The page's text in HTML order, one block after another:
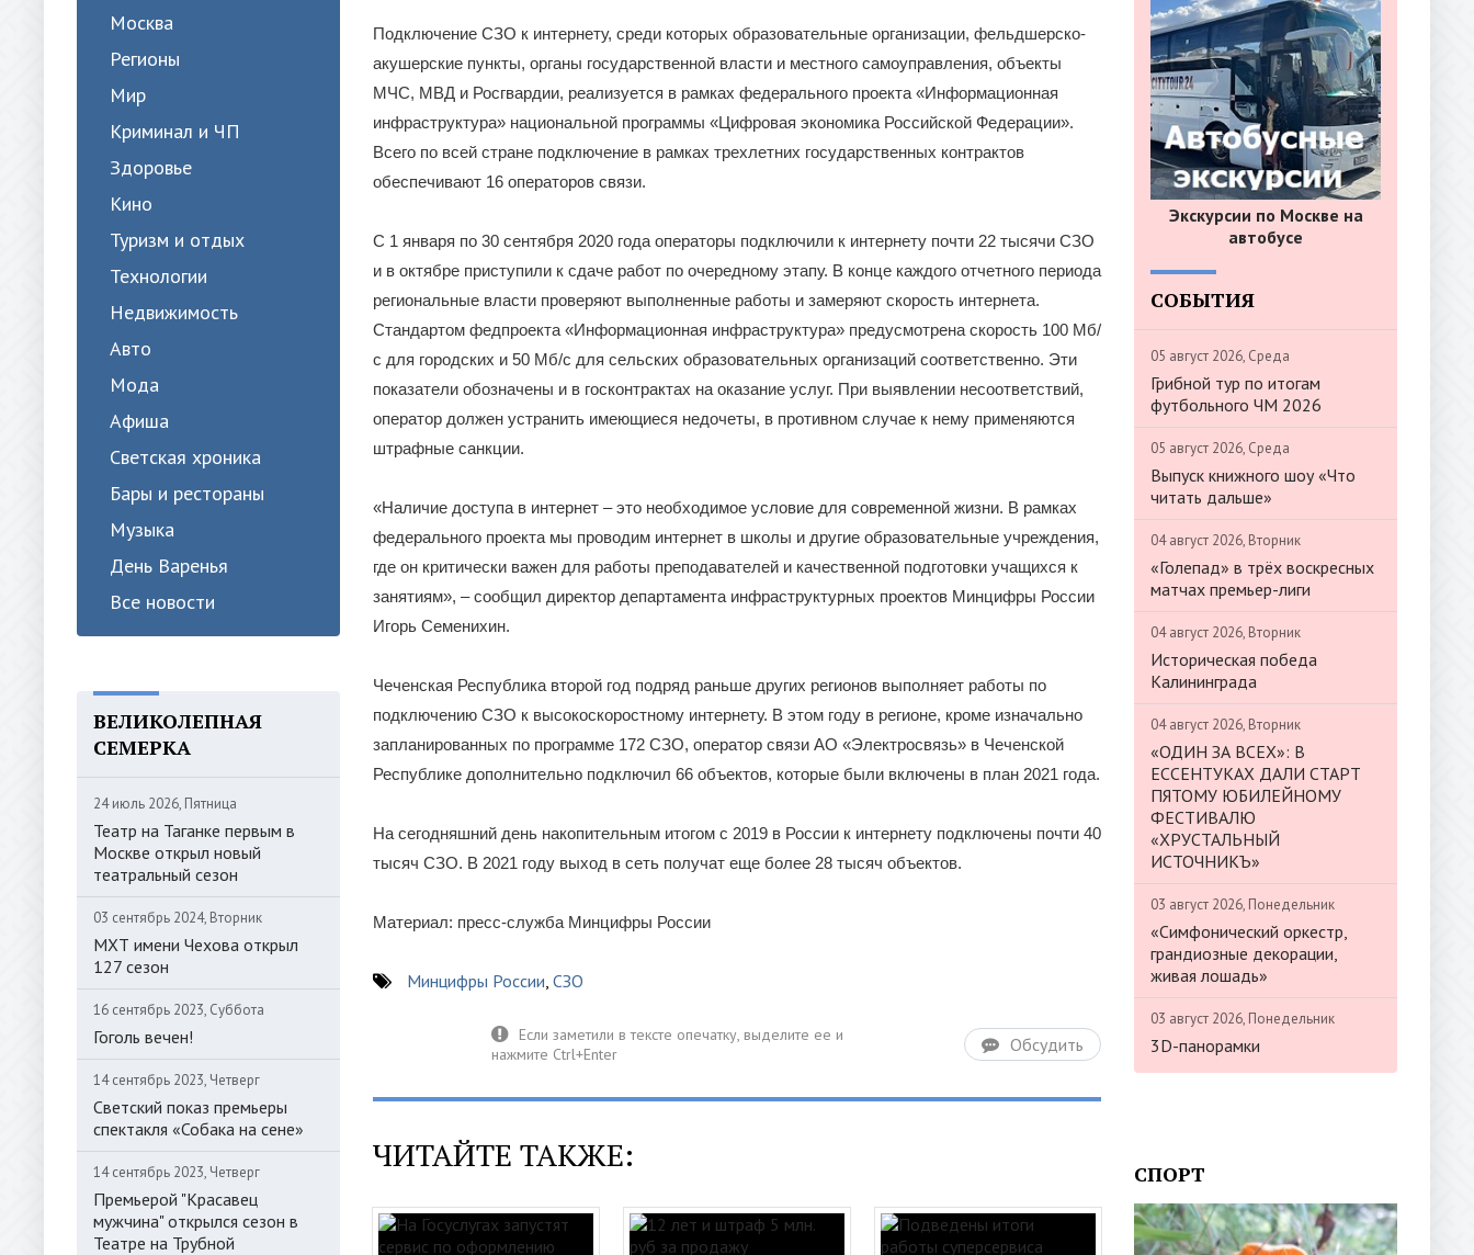
Москва
Регионы
Мир
Криминал и ЧП
Здоровье
Кино
Туризм и отдых
Технологии
Недвижимость
Авто
Мода
Афиша
Светская хроника
Бары и рестораны
Музыка
День Варенья
Все новости
ВЕЛИКОЛЕПНАЯ
СЕМЕРКА
24 июль 2026, Пятница
Театр на Таганке первым в
Москве открыл новый
театральный сезон
03 сентябрь 2024, Вторник
МХТ имени Чехова открыл
127 сезон
16 сентябрь 2023, Суббота
Гоголь вечен!
14 сентябрь 2023, Четверг
Светский показ премьеры
спектакля «Собака на сене»
14 сентябрь 2023, Четверг
Премьерой "Красавец
мужчина" открылся сезон в
Театре на Трубной
Подключение СЗО к интернету, среди которых образовательные организации, фельдшерско-
акушерские пункты, органы государственной власти и местного самоуправления, объекты
МЧС, МВД и Росгвардии, реализуется в рамках федерального проекта «Информационная
инфраструктура» национальной программы «Цифровая экономика Российской Федерации».
Всего по всей стране подключение в рамках трехлетних государственных контрактов
обеспечивают 16 операторов связи.
С 1 января по 30 сентября 2020 года операторы подключили к интернету почти 22 тысячи СЗО
и в октябре приступили к сдаче работ по очередному этапу. В конце каждого отчетного периода
региональные власти проверяют выполненные работы и замеряют скорость интернета.
Стандартом федпроекта «Информационная инфраструктура» предусмотрена скорость 100 Мб/
с для городских и 50 Мб/с для сельских образовательных организаций соответственно. Эти
показатели обозначены и в госконтрактах на оказание услуг. При выявлении несоответствий,
оператор должен устранить имеющиеся недочеты, в противном случае к нему применяются
штрафные санкции.
«Наличие доступа в интернет – это необходимое условие для современной жизни. В рамках
федерального проекта мы проводим интернет в школы и другие образовательные учреждения,
где он критически важен для работы преподавателей и качественной подготовки учащихся к
занятиям», – сообщил директор департамента инфраструктурных проектов Минцифры России
Игорь Семенихин.
Чеченская Республика второй год подряд раньше других регионов выполняет работы по
подключению СЗО к высокоскоростному интернету. В этом году в регионе, кроме изначально
запланированных по программе 172 СЗО, оператор связи АО «Электросвязь» в Чеченской
Республике дополнительно подключил 66 объектов, которые были включены в план 2021 года.
На сегодняшний день накопительным итогом с 2019 в России к интернету подключены почти 40
тысяч СЗО. В 2021 году выход в сеть получат еще более 28 тысяч объектов.
Материал: пресс-служба Минцифры России
Минцифры России, СЗО
Обсудить
ЧИТАЙТЕ ТАКЖЕ:
Экскурсии по Москве на
автобусе
СОБЫТИЯ
05 август 2026, Среда
Грибной тур по итогам
футбольного ЧМ 2026
05 август 2026, Среда
Выпуск книжного шоу «Что
читать дальше»
04 август 2026, Вторник
«Голепад» в трёх воскресных
матчах премьер-лиги
04 август 2026, Вторник
Историческая победа
Калининграда
04 август 2026, Вторник
«ОДИН ЗА ВСЕХ»: В
ЕССЕНТУКАХ ДАЛИ СТАРТ
ПЯТОМУ ЮБИЛЕЙНОМУ
ФЕСТИВАЛЮ
«ХРУСТАЛЬНЫЙ
ИСТОЧНИКЪ»
03 август 2026, Понедельник
«Симфонический оркестр,
грандиозные декорации,
живая лошадь»
03 август 2026, Понедельник
3D-панорамки
СПОРТ